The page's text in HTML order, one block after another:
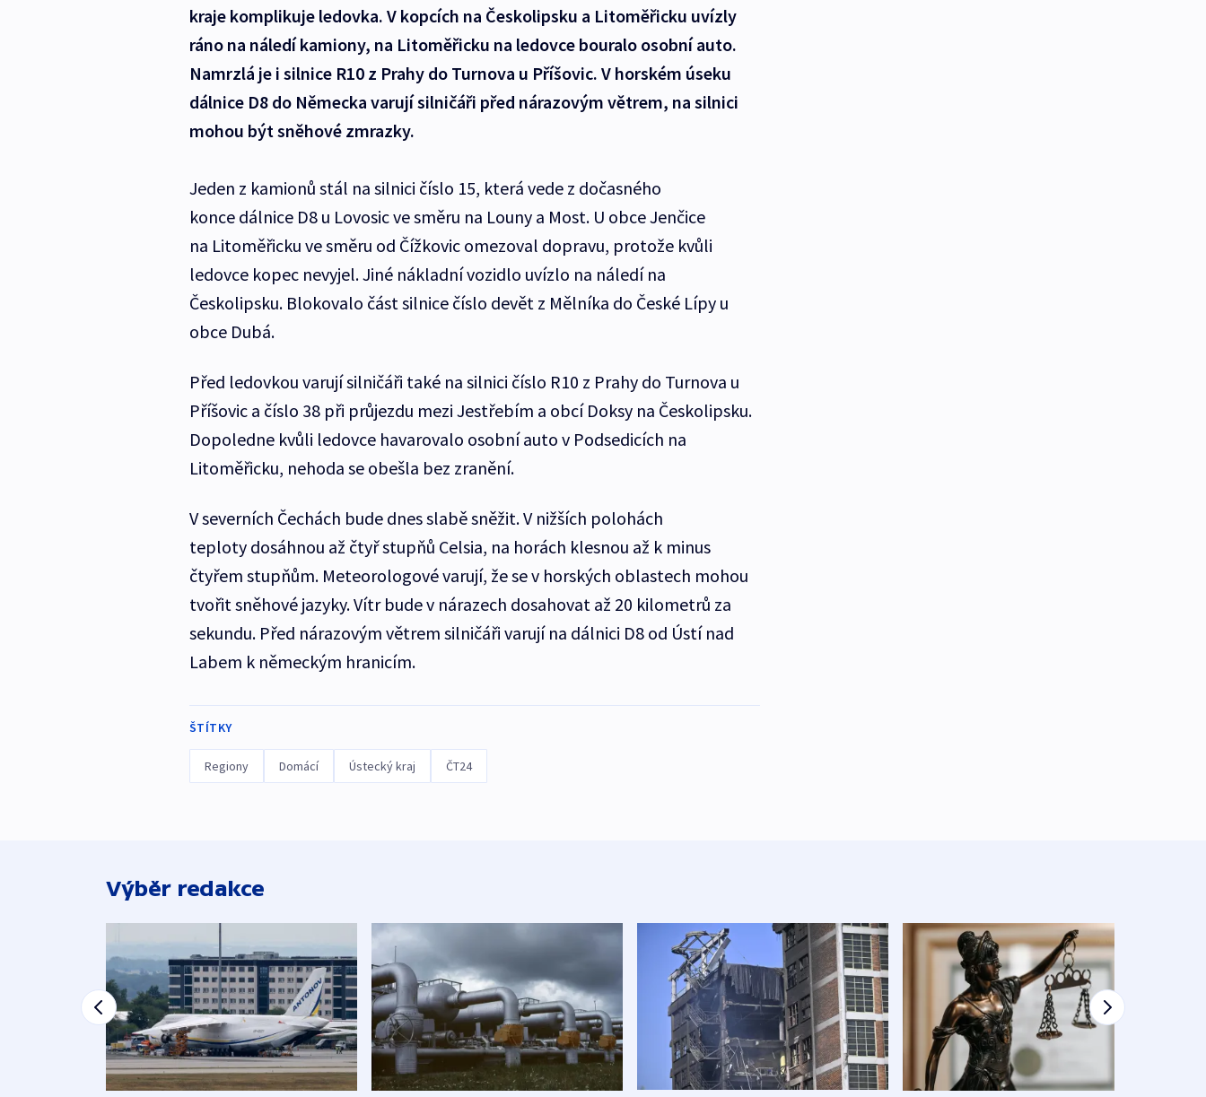
kraje komplikuje ledovka. V kopcích na Českolipsku a Litoměřicku uvízly
ráno na náledí kamiony, na Litoměřicku na ledovce bouralo osobní auto.
Namrzlá je i silnice R10 z Prahy do Turnova u Příšovic. V horském úseku
dálnice D8 do Německa varují silničáři před nárazovým větrem, na silnici
mohou být sněhové zmrazky.
Jeden z kamionů stál na silnici číslo 15, která vede z dočasného
konce dálnice D8 u Lovosic ve směru na Louny a Most. U obce Jenčice
na Litoměřicku ve směru od Čížkovic omezoval dopravu, protože kvůli
ledovce kopec nevyjel. Jiné nákladní vozidlo uvízlo na náledí na
Českolipsku. Blokovalo část silnice číslo devět z Mělníka do České Lípy u
obce Dubá.
Před ledovkou varují silničáři také na silnici číslo R10 z Prahy do Turnova u
Příšovic a číslo 38 při průjezdu mezi Jestřebím a obcí Doksy na Českolipsku.
Dopoledne kvůli ledovce havarovalo osobní auto v Podsedicích na
Litoměřicku, nehoda se obešla bez zranění.
V severních Čechách bude dnes slabě sněžit. V nižších polohách
teploty dosáhnou až čtyř stupňů Celsia, na horách klesnou až k minus
čtyřem stupňům. Meteorologové varují, že se v horských oblastech mohou
tvořit sněhové jazyky. Vítr bude v nárazech dosahovat až 20 kilometrů za
sekundu. Před nárazovým větrem silničáři varují na dálnici D8 od Ústí nad
Labem k německým hranicím.
ŠTÍTKY
Regiony Domácí Ústecký kraj ČT24
Výběr redakce